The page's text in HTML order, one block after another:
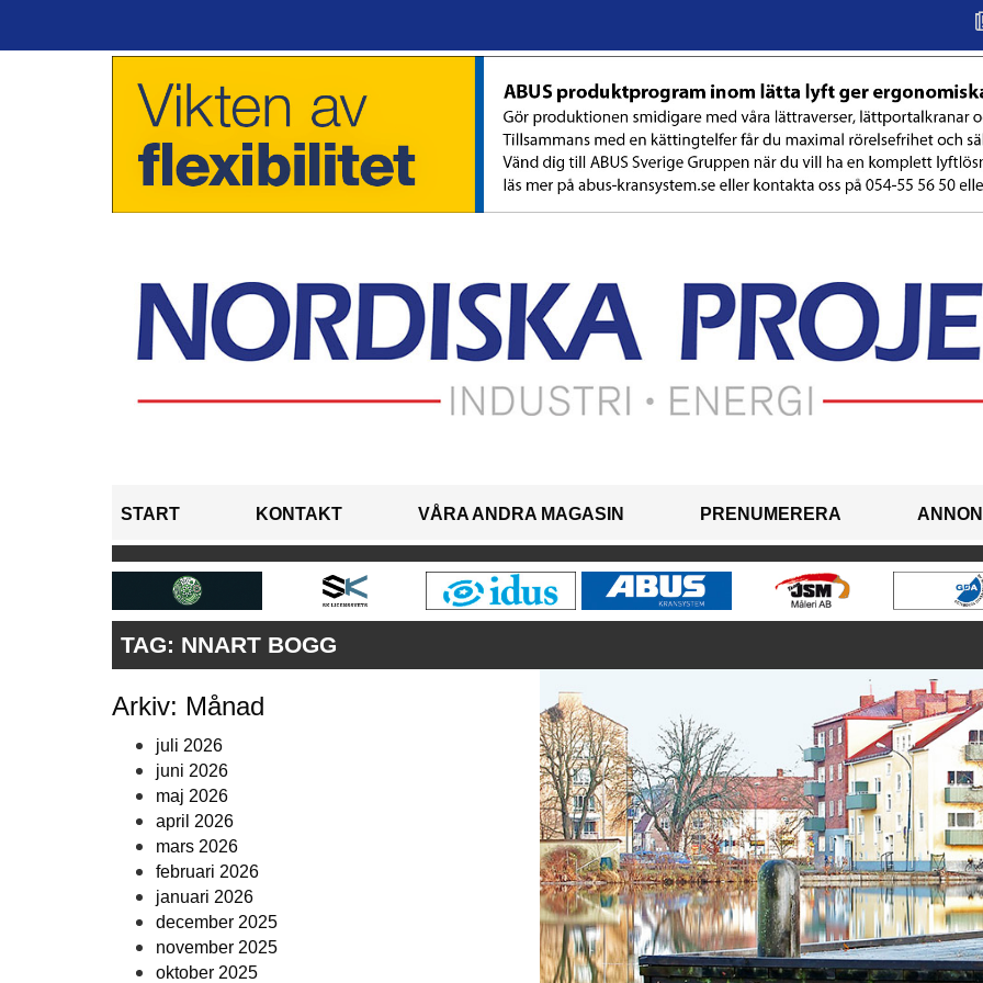
START KONTAKT VÅRA ANDRA MAGASIN PRENUMERERA
TAG: NNART BOGG
Arkiv: Månad
juli 2026
juni 2026
maj 2026
april 2026
mars 2026
februari 2026
januari 2026
december 2025
november 2025
oktober 2025